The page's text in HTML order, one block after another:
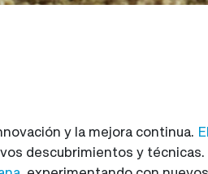
y la mejora continua.
descubrimientos y